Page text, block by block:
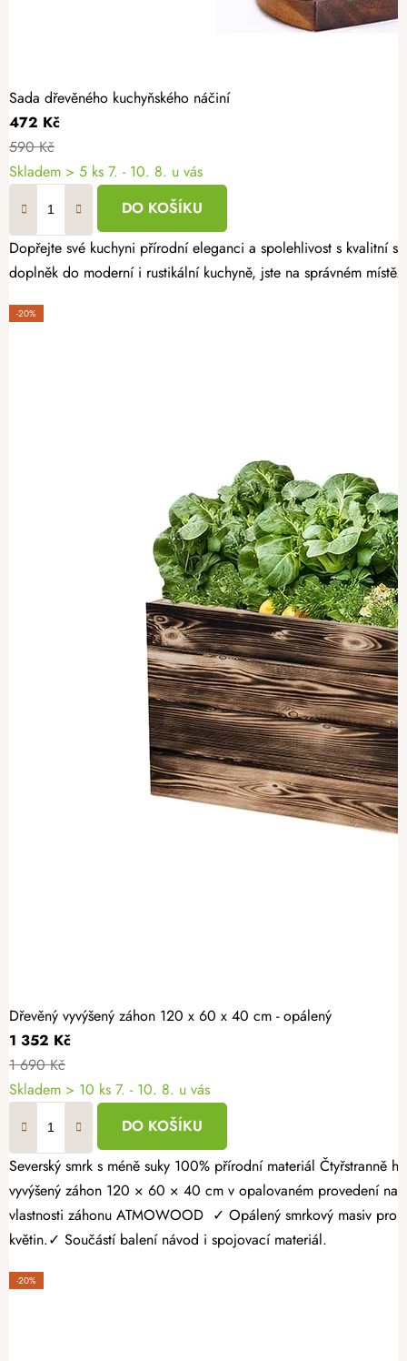
Sada dřevěného kuchyňského náčiní
472 Kč
590 Kč
Skladem > 5 ks 7. - 10. 8. u vás
DO KOŠÍKU
Dopřejte své kuchyni přírodní eleganci a spolehlivost s kvalitní
doplněk do moderní i rustikální kuchyně, jste na správném místě.
-20%
Dřevěný vyvýšený záhon 120 x 60 x 40 cm - opálený
1 352 Kč
1 690 Kč
Skladem > 10 ks 7. - 10. 8. u vás
DO KOŠÍKU
Severský smrk s méně suky 100% přírodní materiál Čtyřstranně hoblovaný masiv Vypěstujte si čerstvé bylinky, zeleninu nebo jahody v záhonu, který spojuje přírodní vzhled s dlouhou životností. Dřevěný
vyvýšený záhon 120 × 60 × 40 cm v opalovaném provedení
vlastnosti záhonu ATMOWOOD ✓ Opálený smrkový masiv
květin.✓ Součástí balení návod i spojovací materiál.
-20%